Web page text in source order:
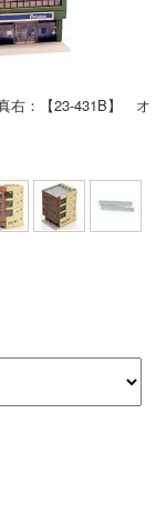
右：【23-431B】 オ